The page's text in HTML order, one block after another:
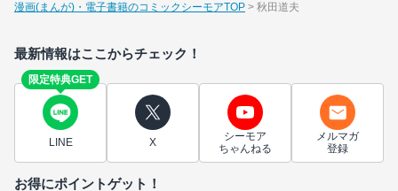
漫画(まんが)・電子書籍のコミックシーモアTOP 秋田道夫
最新情報はここからチェック！
限定特典GET
LINE X
シーモア
ちゃんねる
メルマガ
登録
お得にポイントゲット！